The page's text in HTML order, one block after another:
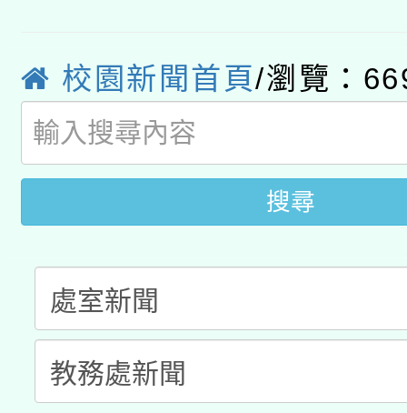
方素養工作坊新北場」
「族語學習班」招生簡
文教學共融平台-教案
件」活動簡章
教育部國民及學前教育
年度COVID-19疫苗接
接種對象擴大為「滿6
接種之民眾」措施，延
月28日止
校園新聞首頁/瀏覽：
搜尋